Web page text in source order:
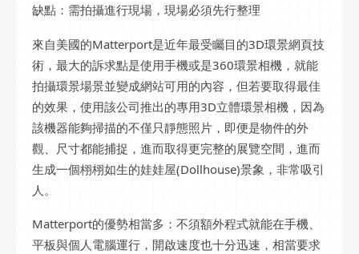
缺點：需拍攝進行現場，現場必須先行整理
來自美國的Matterport是近年最受矚目的3D環景網頁技
術，最大的訴求點是使用手機或是360環景相機，就能
拍攝環景場景並變成網站可用的內容，但若要取得最佳
的效果，使用該公司推出的專用3D立體環景相機，因為
該機器能夠掃描的不僅只靜態照片，即便是物件的外
觀、尺寸都能捕捉，進而取得更完整的展覽空間，進而
生成一個栩栩如生的娃娃屋(Dollhouse)景象，非常吸引
人。
Matterport的優勢相當多：不須額外程式就能在手機、
平板與個人電腦運行，開啟速度也十分迅速，相當要求